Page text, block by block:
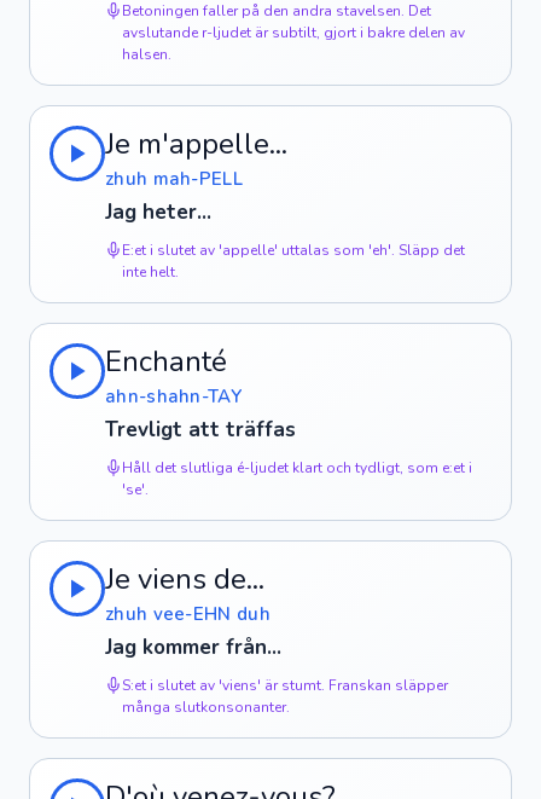
Betoningen faller på den andra stavelsen. Det
avslutande r-ljudet är subtilt, gjort i bakre delen av
halsen.
Je m'appelle...
zhuh mah-PELL
Jag heter...
E:et i slutet av 'appelle' uttalas som 'eh'. Släpp det
inte helt.
Enchanté
ahn-shahn-TAY
Trevligt att träffas
Håll det slutliga é-ljudet klart och tydligt, som e:et i
'se'.
Je viens de...
zhuh vee-EHN duh
Jag kommer från...
S:et i slutet av 'viens' är stumt. Franskan släpper
många slutkonsonanter.